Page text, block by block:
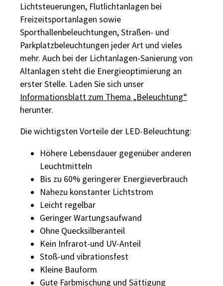
Lichtsteuerungen, Flutlichtanlagen bei
Freizeitsportanlagen sowie
Sporthallenbeleuchtungen, Straßen- und
Parkplatzbeleuchtungen jeder Art und vieles
mehr. Auch bei der Lichtanlagen-Sanierung von
Altanlagen steht die Energieoptimierung an
erster Stelle. Laden Sie sich unser
Informationsblatt zum Thema „Beleuchtung“
herunter.
Die wichtigsten Vorteile der LED-Beleuchtung:
Höhere Lebensdauer gegenüber anderen
Leuchtmitteln
Bis zu 60% geringerer Energieverbrauch
Nahezu konstanter Lichtstrom
Leicht regelbar
Geringer Wartungsaufwand
Ohne Quecksilberanteil
Kein Infrarot-und UV-Anteil
Stoß-und vibrationsfest
Kleine Bauform
Gute Farbmischung und Sättigung